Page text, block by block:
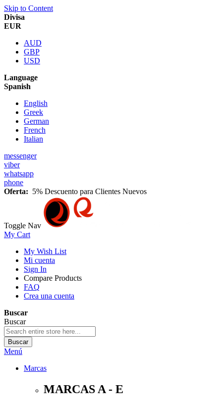
Skip to Content
Divisa
EUR
AUD
GBP
USD
Language
Spanish
English
Greek
German
French
Italian
messenger
viber
whatsapp
phone
Oferta: 5% Descuento para Clientes Nuevos
Toggle Nav
My Cart
My Wish List
Mi cuenta
Sign In
Compare Products
FAQ
Crea una cuenta
Buscar
Buscar
Buscar
Menú
Marcas
MARCAS A - E